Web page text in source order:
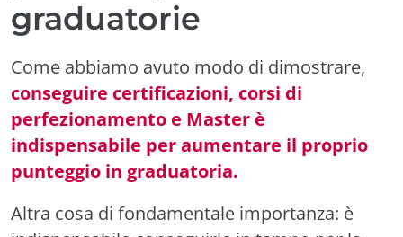
graduatorie
Come abbiamo avuto modo di dimostrare,
conseguire certificazioni, corsi di
perfezionamento e Master è
indispensabile per aumentare il proprio
punteggio in graduatoria.
Altra cosa di fondamentale importanza: è